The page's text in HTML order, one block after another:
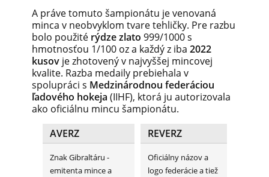
A práve tomuto šampionátu je venovaná
minca v neobvyklom tvare tehličky. Pre razbu
bolo použité rýdze zlato 999/1000 s
hmotnosťou 1/100 oz a každý z iba 2022
kusov je zhotovený v najvyššej mincovej
kvalite. Razba medaily prebiehala v
spolupráci s Medzinárodnou federáciou
ľadového hokeja (IIHF), ktorá ju autorizovala
ako oficiálnu mincu šampionátu.
AVERZ
REVERZ
Znak Gibraltáru -
emitenta mince a
Oficiálny názov a
logo federácie a tiež